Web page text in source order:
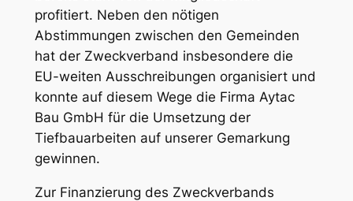
profitiert. Neben den nötigen
Abstimmungen zwischen den Gemeinden
hat der Zweckverband insbesondere die
EU-weiten Ausschreibungen organisiert und
konnte auf diesem Wege die Firma Aytac
Bau GmbH für die Umsetzung der
Tiefbauarbeiten auf unserer Gemarkung
gewinnen.
Zur Finanzierung des Zweckverbands